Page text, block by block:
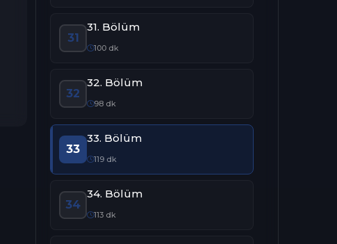
31
31. Bölüm
100 dk
32
32. Bölüm
98 dk
33
33. Bölüm
119 dk
34
34. Bölüm
113 dk